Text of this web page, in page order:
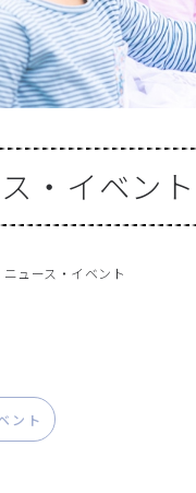
・イベント
ニュース・イベント
ント